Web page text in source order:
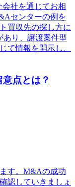
社を通じてお相
センターの例を
買収先の探し方に
あり、譲渡案件型
て情報を開示し、
点とは？
す。M&Aの成功
認していきましょ